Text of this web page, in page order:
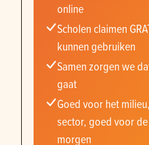
online
Scholen claimen
kunnen gebruiken
Samen zorgen we
gaat
Goed voor het
sector, goed voor
morgen